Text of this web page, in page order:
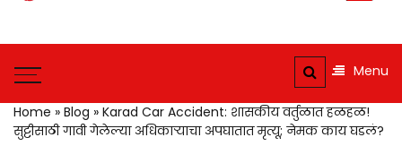
Trusted
Marathi
Trusted
Companion for the
Latest News
Menu
Home » Blog » Karad Car Accident: शासकीय वर्तुळात हळहळ!
सुट्टीसाठी गावी गेलेल्या अधिकाऱ्याचा अपघातात मृत्यू; नेमक काय घडलं?